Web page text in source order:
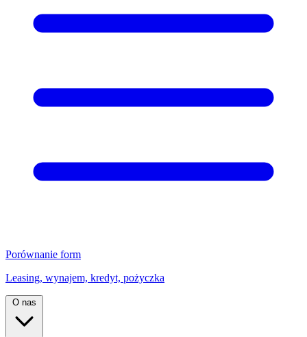
Porównanie form
Leasing, wynajem, kredyt, pożyczka
O nas